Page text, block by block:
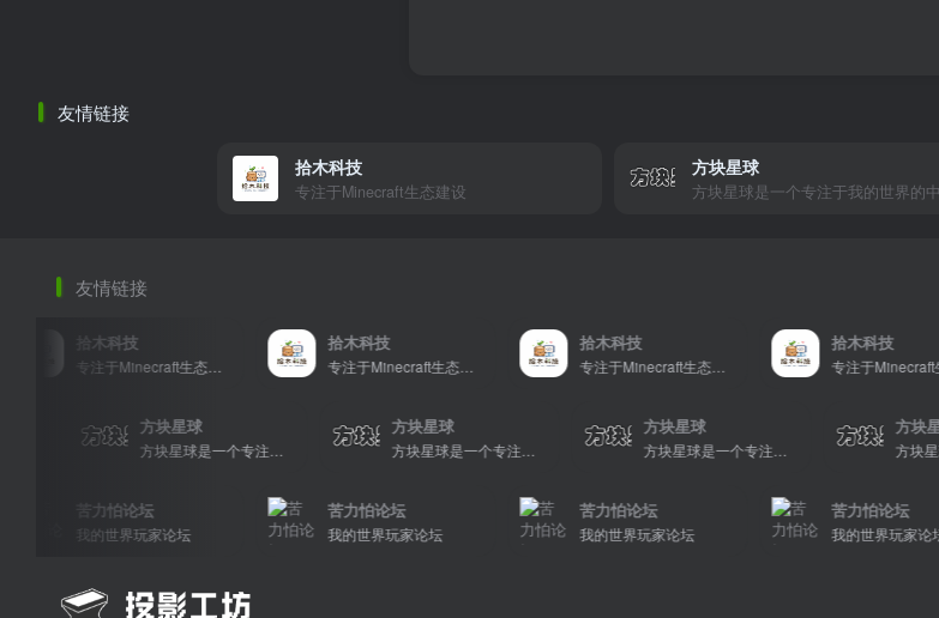
友情链接
拾木科技
专注于Minecraft生态建设
方块星球
友情链接
拾木科技
专注于Minecraft生态建设
拾木科技
专注于Minecraft生态建设
拾木科技
专注于Minecraft生态建设
拾木科技
专注于Minecraft生态建设
方块星球 方块星球 方块星球
苦力怕论坛
我的世界玩家论坛
苦力怕论坛
我的世界玩家论坛
苦力怕论坛
我的世界玩家论坛
苦力怕论坛
我的世界玩家论坛